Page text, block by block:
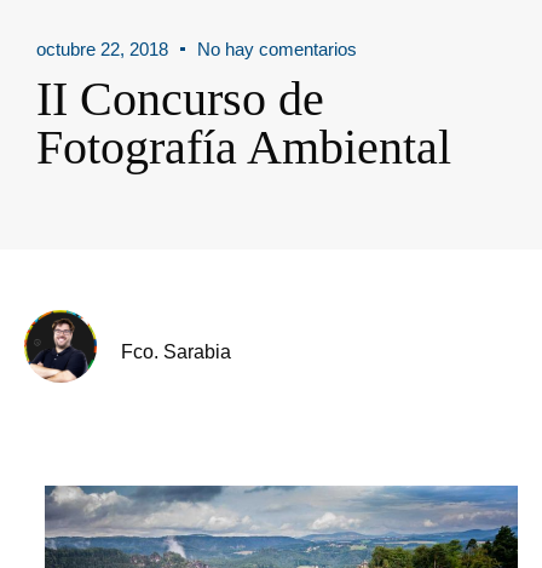
octubre 22, 2018 No hay comentarios
II Concurso de
Fotografía Ambiental
Fco. Sarabia